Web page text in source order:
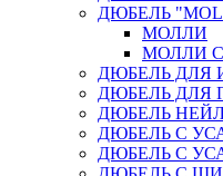
ДЮБЕЛЬ
МОЛЛИ
МОЛЛИ
ДЮБЕЛЬ ДЛЯ
ДЮБЕЛЬ ДЛЯ
ДЮБЕЛЬ
ДЮБЕЛЬ С
ДЮБЕЛЬ С